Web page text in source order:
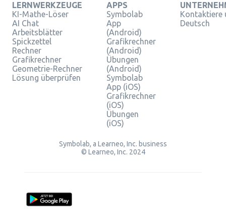
LERNWERKZEUGE
KI-Mathe-Löser
AI Chat
Arbeitsblätter
Spickzettel
Rechner
Grafikrechner
Geometrie-Rechner
Lösung überprüfen
APPS
Symbolab
App
(Android)
Grafikrechner
(Android)
Übungen
(Android)
Symbolab
App (iOS)
Grafikrechner
(iOS)
Übungen
(iOS)
Kontaktiere
Deutsch
Symbolab, a Learneo, Inc. business
© Learneo, Inc. 2024